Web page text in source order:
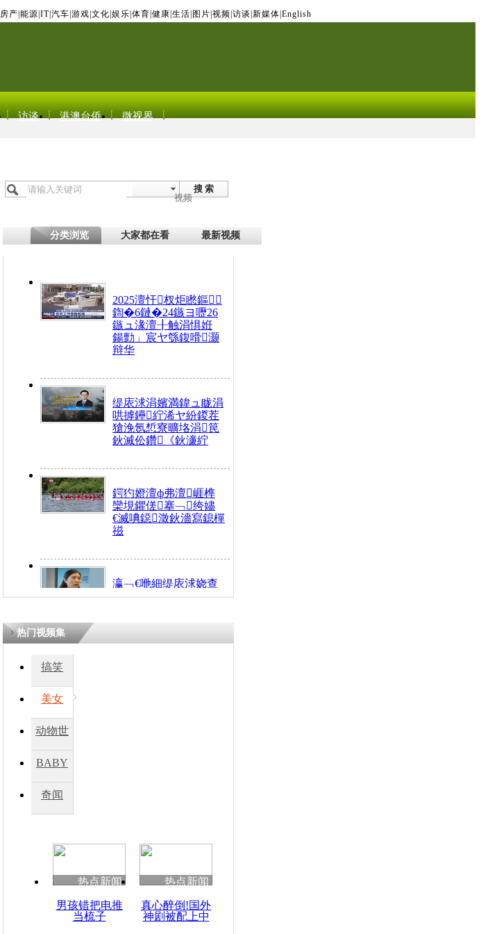
房产 能源 IT| 汽车 游戏 文化 娱乐 体育 健康 生活 图片 视频 访谈 新媒体 English
访谈 港澳台侨 微视界
搜 索
视频
分类浏览 大家都在看 最新视频
2025澶忓杈炬矁鏂
鍧�6鏈�24鏃ヨ嚦26
鏃ュ湪澶╂触涓惧姙
鍚勯」宸ヤ綔鍑嗗灏
辩华
缇庡浗涓嬪満鍏ュ眬涓
哄摢鑸紵浠ヤ紛鍐茬
獊浼氬惁寮曠垎涓笢
鈥滅伀鑽《鈥濓紵
鍔犳嬁澶ф弗澶崕榫
欒垷鑺傞搴﹁绔嬧
€滅唺鐚澂鈥濇寫鎴樿
禌
瀛﹁€咃細缇庡浗娆查
€间笢鍗椾簹涓庝腑鍥
瘑灞€
热门视频集
搞笑
美女
动物世
BABY
秀
奇闻
热点新闻
男孩错把电推
当梳子
热点新闻
真心醉倒!国外
神剧被配上中